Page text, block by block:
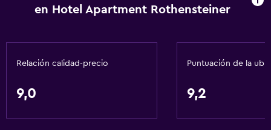
en Hotel Apartment Rothensteiner
Relación calidad-precio
9,0
Puntuación de la
9,2